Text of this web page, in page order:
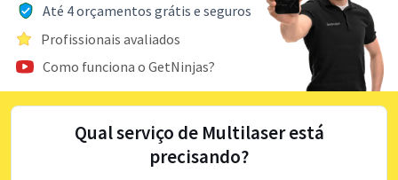
Até 4 orçamentos grátis e seguros
Profissionais avaliados
Como funciona o GetNinjas?
Qual serviço de Multilaser está
precisando?